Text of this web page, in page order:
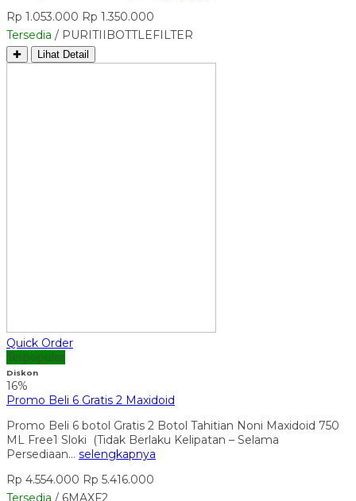
Rp 1.053.000 Rp 1.350.000
Tersedia / PURITIIBOTTLEFILTER
✚ Lihat Detail
Quick Order
Terpopuler
Diskon
16%
Promo Beli 6 Gratis 2 Maxidoid
Promo Beli 6 botol Gratis 2 Botol Tahitian Noni Maxidoid 750
ML Free1 Sloki (Tidak Berlaku Kelipatan – Selama
Persediaan… selengkapnya
Rp 4.554.000 Rp 5.416.000